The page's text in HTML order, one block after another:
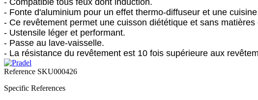
- Compatible tous feux dont induction.
- Fonte d'aluminium pour un effet thermo-diffuseur et une
- Ce revêtement permet une cuisson diététique et sans matières
- Ustensile léger et performant.
- Passe au lave-vaisselle.
- La résistance du revêtement est 10 fois supérieure aux
Reference SKU000426
Specific References